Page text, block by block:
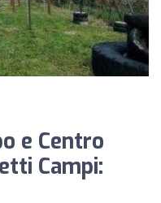
e Centro
Campi: